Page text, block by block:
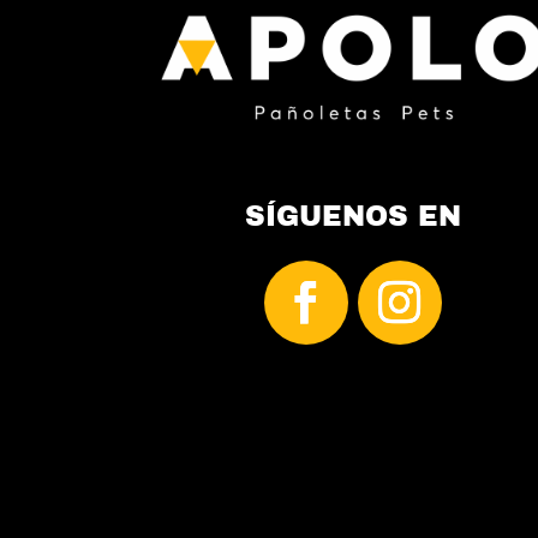
página
de
producto
SÍGUENOS EN